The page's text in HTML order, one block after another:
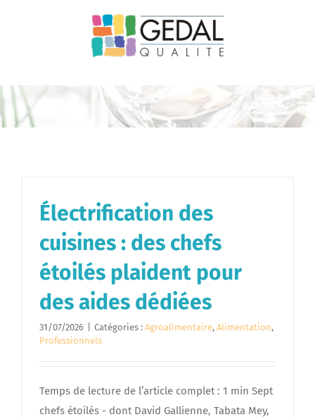
Électrification des
cuisines : des chefs
étoilés plaident pour
des aides dédiées
31/07/2026 Catégories : Agroalimentaire, Alimentation,
Professionnels
Temps de lecture de l’article complet : 1 min Sept
chefs étoilés - dont David Gallienne, Tabata Mey,